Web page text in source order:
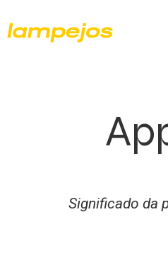
Significado da